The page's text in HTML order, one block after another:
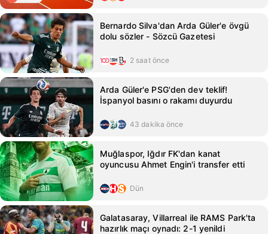
Bernardo Silva'dan Arda Güler'e övgü
dolu sözler - Sözcü Gazetesi
2 saat önce
Arda Güler'e PSG'den dev teklif!
İspanyol basını o rakamı duyurdu
43 dakika önce
Muğlaspor, Iğdır FK'dan kanat
oyuncusu Ahmet Engin'i transfer etti
Dün
Galatasaray, Villarreal ile RAMS Park'ta
hazırlık maçı oynadı: 2-1 yenildi